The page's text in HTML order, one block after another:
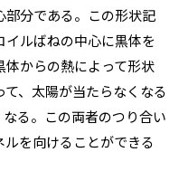
分である。この形状記
ルばねの中心に黒体を
からの熱によって形状
、太陽が当たらなくなる
る。この両者のつり合い
を向けることができる